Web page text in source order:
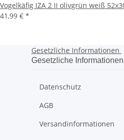
Vogelkäfig IZA 2 II olivgrün weiß
41,99 € *
Gesetzliche Informationen
Gesetzliche Informationen
Datenschutz
AGB
Versandinformationen